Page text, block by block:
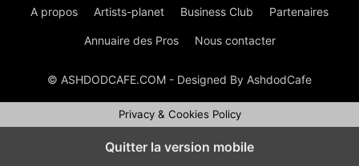
A propos Artists-planet Business Club Partenaires
Annuaire des Pros Nous contacter
© ASHDODCAFE.COM - Designed By AshdodCafe
Privacy & Cookies Policy
Quitter la version mobile